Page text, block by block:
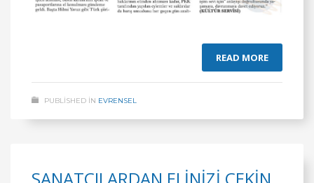
READ MORE
PUBLISHED IN EVRENSEL